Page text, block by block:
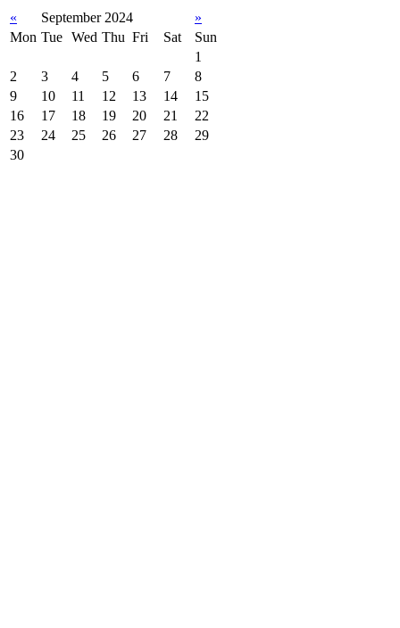
« September 2024
»
Mon Tue Wed Thu Fri Sat
Sun
1
2
3 4 5 6 7
8
9
10 11 12 13 14
15
16
17 18 19 20 21
22
23
24 25 26 27 28
29
30